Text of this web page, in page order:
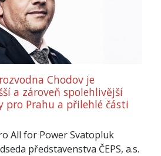
Chodov je
a zároveň spolehlivější
pro Prahu a přilehlé části
All for Power Svatopluk
představenstva ČEPS, a.s.